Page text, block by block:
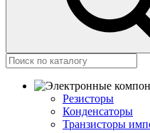
Резисторы
Конденсаторы
Транзисторы